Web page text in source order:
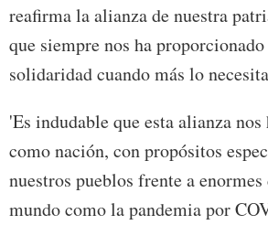
reafirma la alianza de nuestra
que siempre nos ha
solidaridad cuando más lo
'Es indudable que esta alianza nos
como nación, con propósitos
nuestros pueblos frente a
mundo como la pandemia por